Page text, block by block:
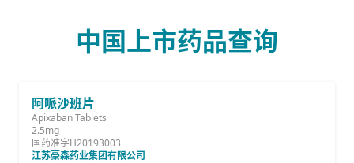
中国上市药品查询
阿哌沙班片
Apixaban Tablets
2.5mg
国药准字H20193003
江苏豪森药业集团有限公司